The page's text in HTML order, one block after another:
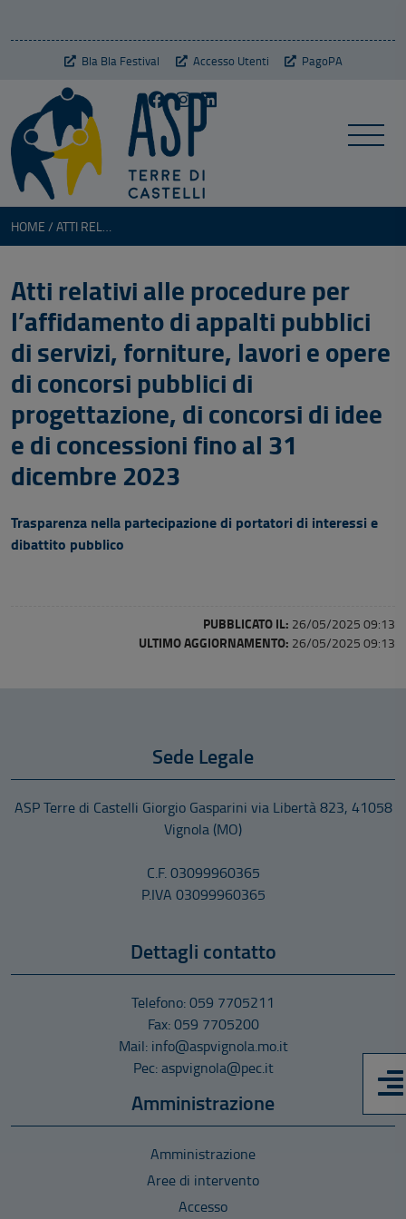
Bla Bla Festival Accesso Utenti PagoPA
HOME
Atti relativi alle procedure per
l’affidamento di appalti pubblici
di servizi, forniture, lavori e opere
di concorsi pubblici di
progettazione, di concorsi di idee
e di concessioni fino al 31
dicembre 2023
Trasparenza nella partecipazione di portatori di interessi e
dibattito pubblico
PUBBLICATO IL: 26/05/2025 09:13
ULTIMO AGGIORNAMENTO: 26/05/2025 09:13
Sede Legale
ASP Terre di Castelli Giorgio Gasparini via Libertà 823, 41058
Vignola (MO)
C.F. 03099960365
P.IVA 03099960365
Dettagli contatto
Telefono: 059 7705211
Fax: 059 7705200
Mail: info@aspvignola.mo.it
Pec: aspvignola@pec.it
Amministrazione
Amministrazione
Aree di intervento
Accesso